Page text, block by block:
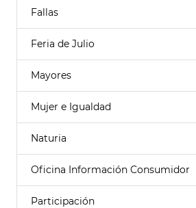
Fallas
Feria de Julio
Mayores
Mujer e Igualdad
Naturia
Oficina Información Consumidor
Participación